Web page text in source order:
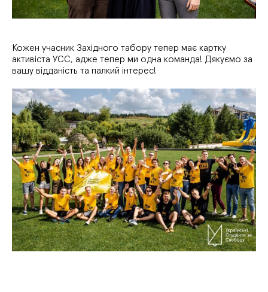
Кожен учасник Західного табору тепер має картку
активіста УСС, адже тепер ми одна команда! Дякуємо за
вашу відданість та палкий інтерес!